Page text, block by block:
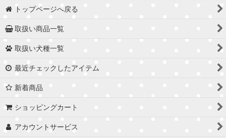
トップページへ戻る
取扱い商品一覧
取扱い犬種一覧
最近チェックしたアイテム
新着商品
ショッピングカート
アカウントサービス